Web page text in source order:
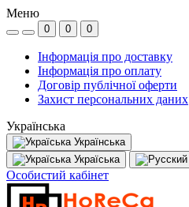
Меню
0 0 0
Інформація про доставку
Інформація про оплату
Договір публічної оферти
Захист персональних даних
Українська
Українська
Україська
Особистий кабінет